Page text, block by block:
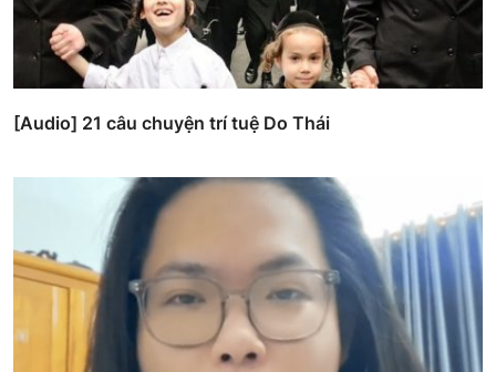
[Audio] 21 câu chuyện trí tuệ Do Thái